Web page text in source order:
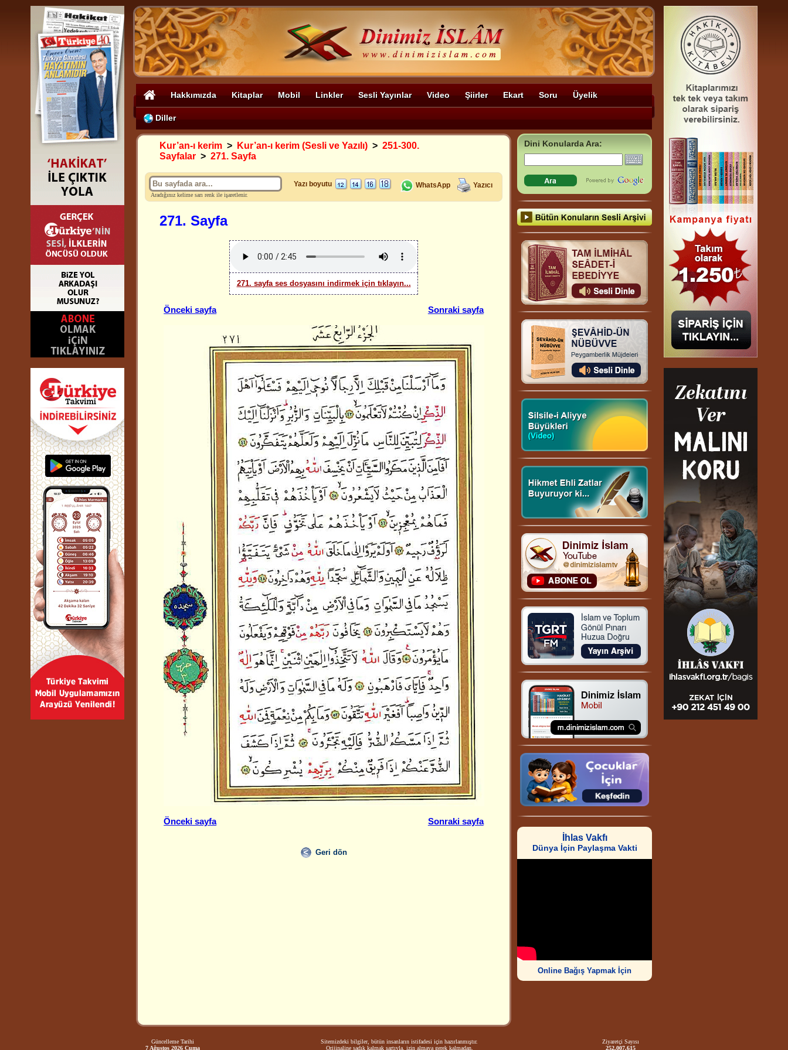
Hakkımızda Kitaplar Mobil Linkler Sesli Yayınlar Video Şiirler Ekart Soru Üyelik
Diller
Kur’an-ı kerim > Kur’an-ı kerim (Sesli ve Yazılı) > 251-300.
Sayfalar > 271. Sayfa
Aradığınız kelime sarı renk ile işaretlenir.
Yazı boyutu WhatsApp Yazıcı
271. Sayfa
271. sayfa ses dosyasını indirmek için tıklayın...
Önceki sayfa Sonraki sayfa
Önceki sayfa Sonraki sayfa
Geri dön
Dini Konularda Ara:
İhlas Vakfı
Dünya İçin Paylaşma Vakti
Online Bağış Yapmak İçin
Güncelleme Tarihi
7 Ağustos 2026 Cuma
Sitemizdeki bilgiler, bütün insanların istifadesi için hazırlanmıştır.
Orijinaline sadık kalmak şartıyla, izin almaya gerek kalmadan,
Ziyaretçi Sayısı
252.007.615